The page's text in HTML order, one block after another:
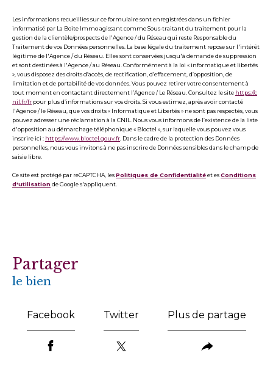
Les informations recueillies sur ce formulaire sont enregistrées dans un fichier
informatisé par La Boite Immo agissant comme Sous-traitant du traitement pour la
gestion de la clientèle/prospects de l'Agence / du Réseau qui reste Responsable du
Traitement de vos Données personnelles. La base légale du traitement repose sur l'intérêt
légitime de l'Agence / du Réseau. Elles sont conservées jusqu'à demande de suppression
et sont destinées à l'Agence / au Réseau. Conformément à la loi « informatique et libertés
», vous disposez des droits d’accès, de rectification, d’effacement, d’opposition, de
limitation et de portabilité de vos données. Vous pouvez retirer votre consentement à
tout moment en contactant directement l’Agence / Le Réseau. Consultez le site https://c
nil.fr/fr pour plus d’informations sur vos droits. Si vous estimez, après avoir contacté
l'Agence / le Réseau, que vos droits « Informatique et Libertés » ne sont pas respectés, vous
pouvez adresser une réclamation à la CNIL. Nous vous informons de l’existence de la liste
d'opposition au démarchage téléphonique « Bloctel », sur laquelle vous pouvez vous
inscrire ici : https://www.bloctel.gouv.fr . Dans le cadre de la protection des Données
personnelles, nous vous invitons à ne pas inscrire de Données sensibles dans le champ de
saisie libre.
Ce site est protégé par reCAPTCHA, lesPolitiques de Confidentialitéet esConditions
d'utilisationde Google s'appliquent.
partager
le bien
Facebook Twitter Plus de partage